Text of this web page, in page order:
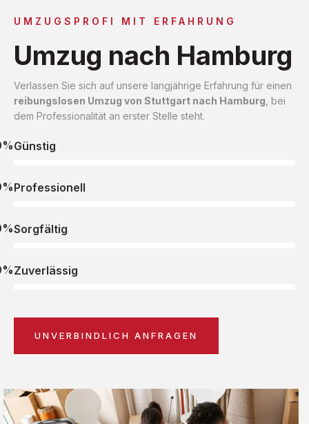
UMZUGSPROFI MIT ERFAHRUNG
Umzug nach Hamburg
Verlassen Sie sich auf unsere langjährige Erfahrung für einen
reibungslosen Umzug von Stuttgart nach Hamburg , bei
dem Professionalität an erster Stelle steht.
Günstig
Professionell
Sorgfältig
Zuverlässig
UNVERBINDLICH ANFRAGEN